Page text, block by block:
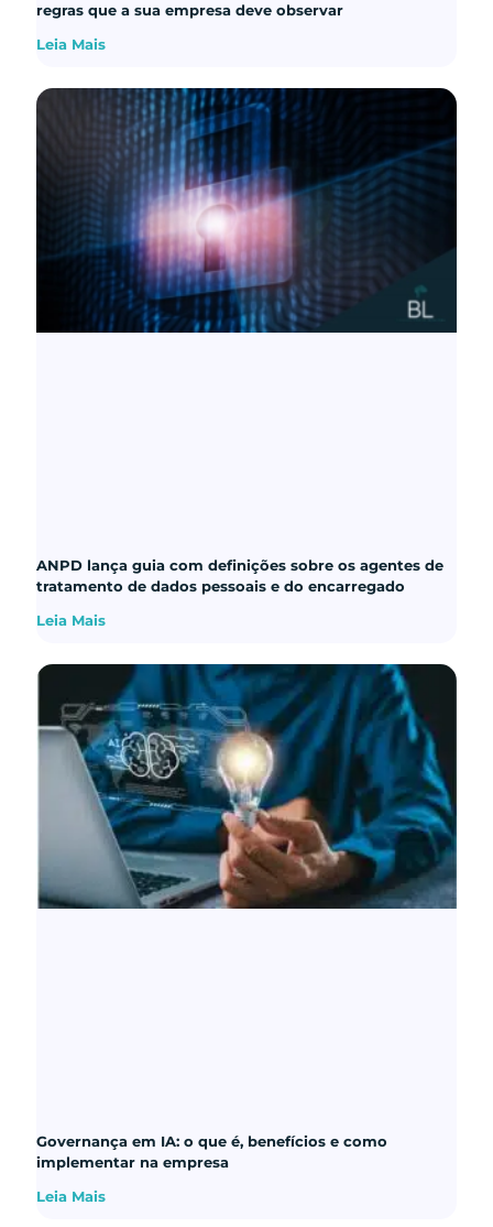
regras que a sua empresa deve observar
Leia Mais
ANPD lança guia com definições sobre os agentes de
tratamento de dados pessoais e do encarregado
Leia Mais
Governança em IA: o que é, benefícios e como
implementar na empresa
Leia Mais